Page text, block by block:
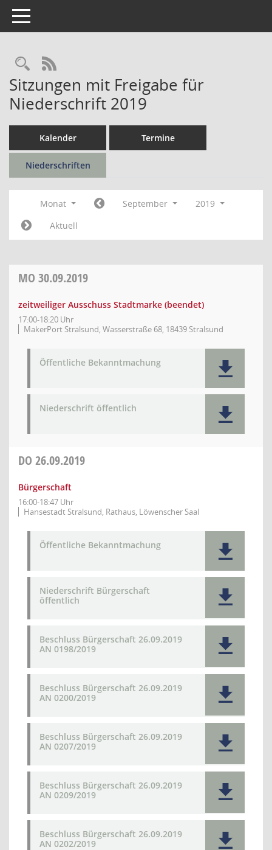
Toggle navigation
Rechercheauswahl
RSS-Feed
Sitzungen mit Freigabe für
Niederschrift 2019
Kalender Termine
Niederschriften
Monat September
2019
Aktuell
MO 30.09.2019
zeitweiliger Ausschuss Stadtmarke (beendet)
17:00-18:20 Uhr
MakerPort Stralsund, Wasserstraße 68, 18439 Stralsund
Öffentliche Bekanntmachung
Niederschrift öffentlich
DO 26.09.2019
Bürgerschaft
16:00-18:47 Uhr
Hansestadt Stralsund, Rathaus, Löwenscher Saal
Öffentliche Bekanntmachung
Niederschrift Bürgerschaft
öffentlich
Beschluss Bürgerschaft 26.09.2019
AN 0198/2019
Beschluss Bürgerschaft 26.09.2019
AN 0200/2019
Beschluss Bürgerschaft 26.09.2019
AN 0207/2019
Beschluss Bürgerschaft 26.09.2019
AN 0209/2019
Beschluss Bürgerschaft 26.09.2019
AN 0202/2019